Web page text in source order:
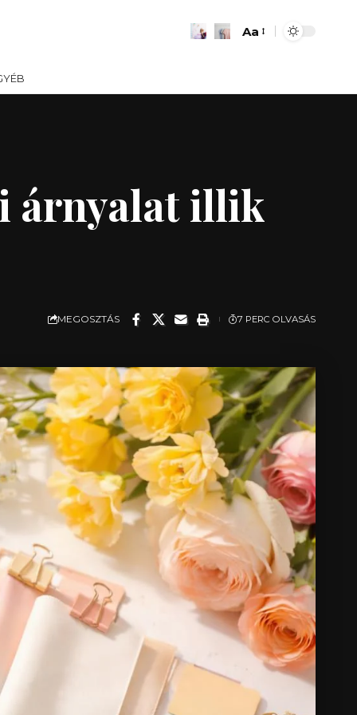
Font
Aa
árnyalat illik
MEGOSZTÁS 7 PERC OLVASÁS